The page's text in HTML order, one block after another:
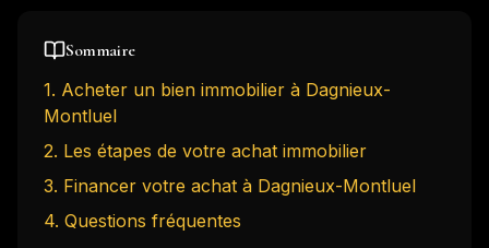
Sommaire
1. Acheter un bien immobilier à Dagnieux-
Montluel
2. Les étapes de votre achat immobilier
3. Financer votre achat à Dagnieux-Montluel
4. Questions fréquentes